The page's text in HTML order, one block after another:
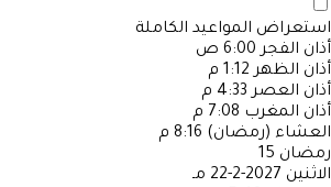
استعراض المواعيد الكاملة
أذان الفجر 6:00 ص
أذان الظهر 1:12 م
أذان العصر 4:33 م
أذان المغرب 7:08 م
العشاء (رمضان) 8:16 م
رمضان 15
الاثنين 2027-2-22 مـ